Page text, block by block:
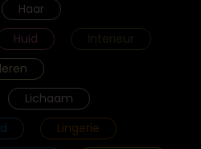
Haar
Huid
Interieur
Lichaam
Lingerie